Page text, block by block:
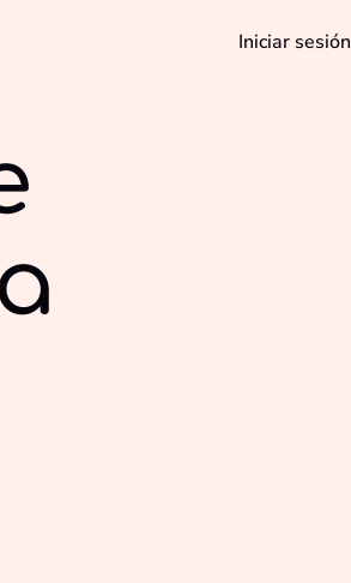
Iniciar sesión